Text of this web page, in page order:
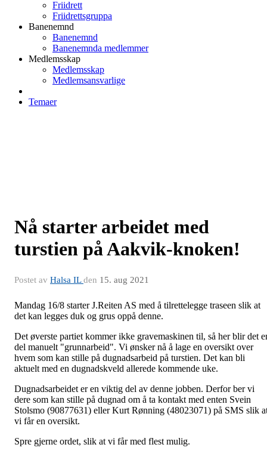
Friidrett
Friidrettsgruppa
Banenemnd
Banenemnd
Banenemnda medlemmer
Medlemsskap
Medlemsskap
Medlemsansvarlige
Temaer
Nå starter arbeidet med
turstien på Aakvik-knoken!
Postet av Halsa ILden 15. aug 2021
Mandag 16/8 starter J.Reiten AS med å tilrettelegge traseen slik at
det kan legges duk og grus oppå denne.
Det øverste partiet kommer ikke gravemaskinen til, så her blir det
del manuelt "grunnarbeid". Vi ønsker nå å lage en oversikt over
hvem som kan stille på dugnadsarbeid på turstien. Det kan bli
aktuelt med en dugnadskveld allerede kommende uke.
Dugnadsarbeidet er en viktig del av denne jobben. Derfor ber vi
dere som kan stille på dugnad om å ta kontakt med enten Svein
Stolsmo (90877631) eller Kurt Rønning (48023071) på SMS slik
vi får en oversikt.
Spre gjerne ordet, slik at vi får med flest mulig.